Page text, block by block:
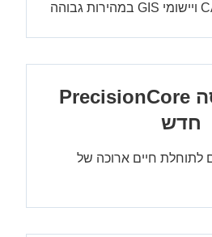
ראש הדפסה PrecisionCore‎
חדש
לתוחלת חיים ארוכה של